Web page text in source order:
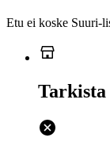
Etu ei koske
Tarkista